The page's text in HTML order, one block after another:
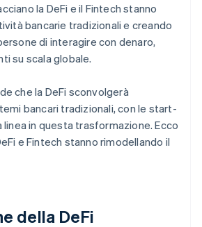
la DeFi e il Fintech stanno
bancarie tradizionali e creando
di interagire con denaro,
su scala globale.
che la DeFi sconvolgerà
bancari tradizionali, con le start-
linea in questa trasformazione. Ecco
e Fintech stanno rimodellando il
della DeFi